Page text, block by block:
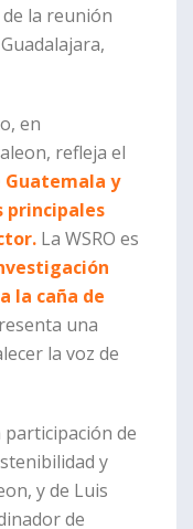
la reunión
en
refleja el
y
principales
La WSRO es
la caña de
una
la voz de
de
y
y de Luis
de